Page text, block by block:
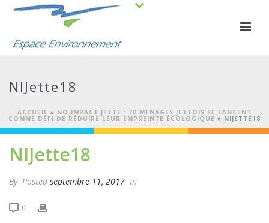
NIJette18
ACCUEIL » NO IMPACT JETTE : 70 MÉNAGES JETTOIS SE LANCENT
COMME DÉFI DE RÉDUIRE LEUR EMPREINTE ÉCOLOGIQUE » NIJETTE18
NIJette18
By Posted septembre 11, 2017 In
0